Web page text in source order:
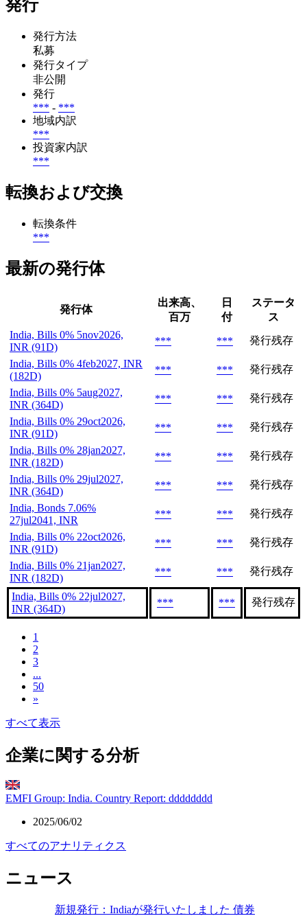
発行
発行方法
私募
発行タイプ
非公開
発行
*** - ***
地域内訳
***
投資家内訳
***
転換および交換
転換条件
***
最新の発行体
発行体
出来高、
百万
日
付
ステータ
ス
India, Bills 0% 5nov2026,
INR (91D)
*** ***
発行残存
India, Bills 0% 4feb2027, INR
(182D)
*** ***
発行残存
India, Bills 0% 5aug2027,
INR (364D)
*** ***
発行残存
India, Bills 0% 29oct2026,
INR (91D)
*** ***
発行残存
India, Bills 0% 28jan2027,
INR (182D)
*** ***
発行残存
India, Bills 0% 29jul2027,
INR (364D)
*** ***
発行残存
India, Bonds 7.06%
27jul2041, INR
*** ***
発行残存
India, Bills 0% 22oct2026,
INR (91D)
*** ***
発行残存
India, Bills 0% 21jan2027,
INR (182D)
*** *** 発行残存
India, Bills 0% 22jul2027,
INR (364D)
*** *** 発行残存
1
2
3
...
50
»
すべて表示
企業に関する分析
EMFI Group: India. Country Report: dddddddd
2025/06/02
すべてのアナリティクス
ニュース
新規発行：Indiaが発行いたしました 債券